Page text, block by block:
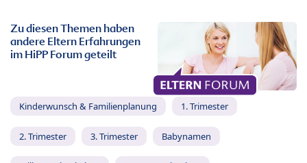
Zu diesen Themen haben
andere Eltern Erfahrungen
im HiPP Forum geteilt
Kinderwunsch & Familienplanung 1. Trimester
2. Trimester 3. Trimester Babynamen